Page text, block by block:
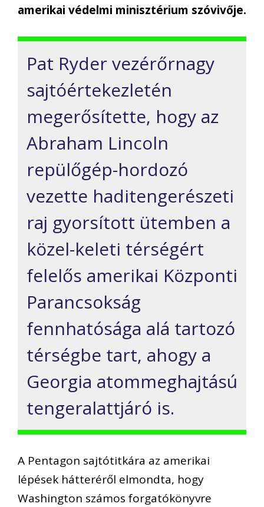
amerikai védelmi minisztérium szóvivője.
Pat Ryder vezérőrnagy
sajtóértekezletén
megerősítette, hogy az
Abraham Lincoln
repülőgép-hordozó
vezette haditengerészeti
raj gyorsított ütemben a
közel-keleti térségért
felelős amerikai Központi
Parancsokság
fennhatósága alá tartozó
térségbe tart, ahogy a
Georgia atommeghajtású
tengeralattjáró is.
A Pentagon sajtótitkára az amerikai
lépések hátteréről elmondta, hogy
Washington számos forgatókönyvre